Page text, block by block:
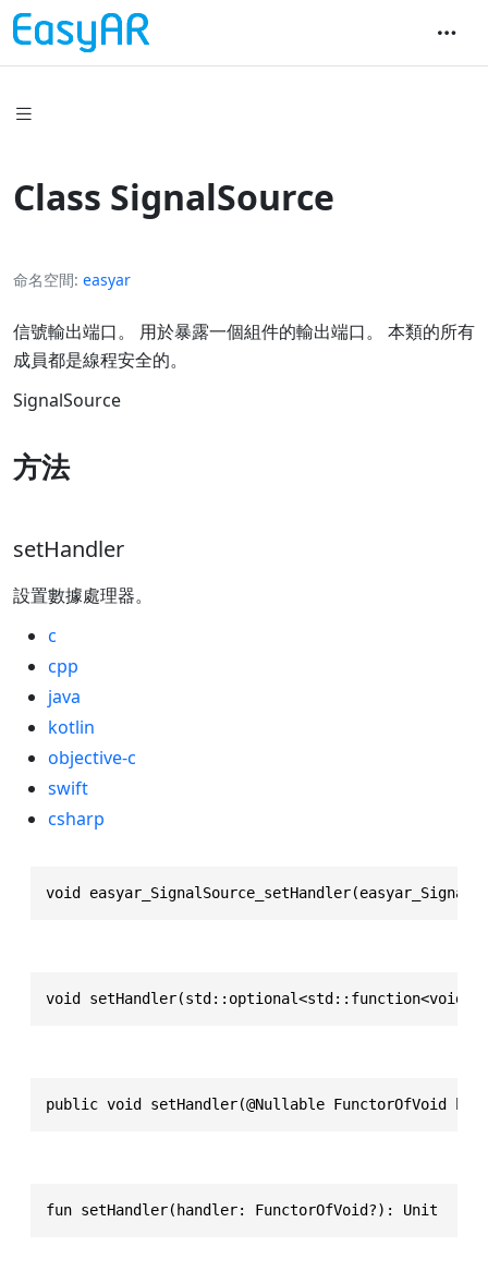
Class SignalSource
命名空間 easyar
信號輸出端口。 用於暴露一個組件的輸出端口。 本類的所有
成員都是線程安全的。
SignalSource
方法
setHandler
設置數據處理器。
c
cpp
java
kotlin
objective-c
swift
csharp
void
void
public void setHandler(@Nullable FunctorOfVoid
fun setHandler(handler: FunctorOfVoid?): Unit